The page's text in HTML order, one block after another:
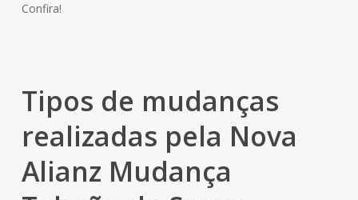
Confira!
Tipos de mudanças
realizadas pela Nova
Alianz Mudança